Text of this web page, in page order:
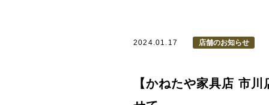
2024.01.17 店舗のお知らせ
【かねたや家具店 市